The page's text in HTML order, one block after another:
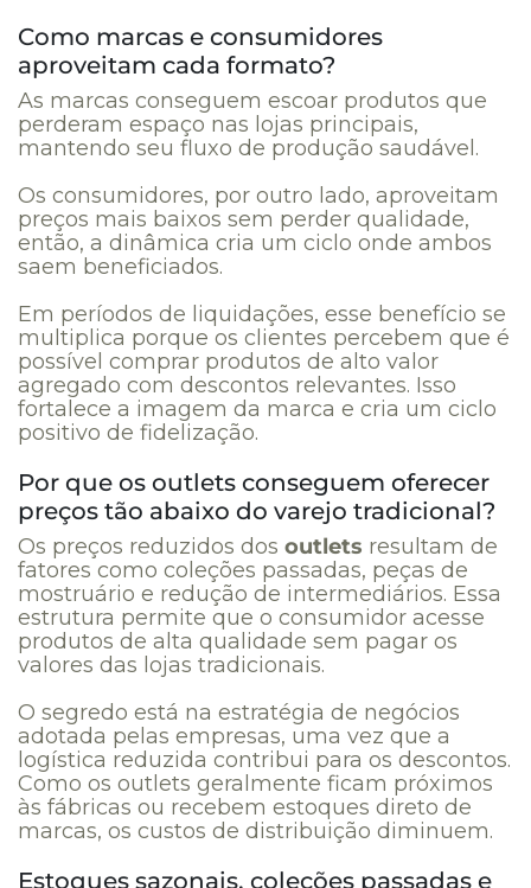
Como marcas e consumidores
aproveitam cada formato?
As marcas conseguem escoar produtos que
perderam espaço nas lojas principais,
mantendo seu fluxo de produção saudável.
Os consumidores, por outro lado, aproveitam
preços mais baixos sem perder qualidade,
então, a dinâmica cria um ciclo onde ambos
saem beneficiados.
Em períodos de liquidações, esse benefício se
multiplica porque os clientes percebem que é
possível comprar produtos de alto valor
agregado com descontos relevantes. Isso
fortalece a imagem da marca e cria um ciclo
positivo de fidelização.
Por que os outlets conseguem oferecer
preços tão abaixo do varejo tradicional?
Os preços reduzidos dos outlets resultam de
fatores como coleções passadas, peças de
mostruário e redução de intermediários. Essa
estrutura permite que o consumidor acesse
produtos de alta qualidade sem pagar os
valores das lojas tradicionais.
O segredo está na estratégia de negócios
adotada pelas empresas, uma vez que a
logística reduzida contribui para os descontos.
Como os outlets geralmente ficam próximos
às fábricas ou recebem estoques direto de
marcas, os custos de distribuição diminuem.
Estoques sazonais, coleções passadas e